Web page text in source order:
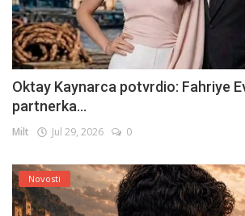
Oktay Kaynarca potvrdio: Fahriye
partnerka...
Milt Jul 29, 2026 0
Novosti